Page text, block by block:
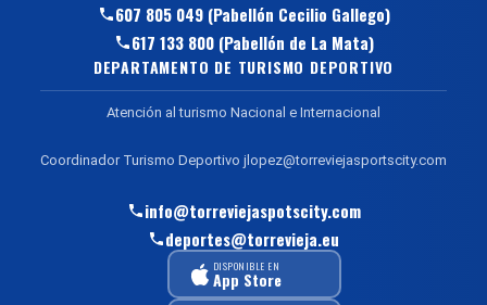
607 805 049 (Pabellón Cecilio Gallego)
617 133 800 (Pabellón de La Mata)
DEPARTAMENTO DE TURISMO DEPORTIVO
Atención al turismo Nacional e Internacional
Coordinador Turismo Deportivo jlopez@torreviejasportscity.com
info@torreviejaspotscity.com
deportes@torrevieja.eu
DISPONIBLE EN
App Store